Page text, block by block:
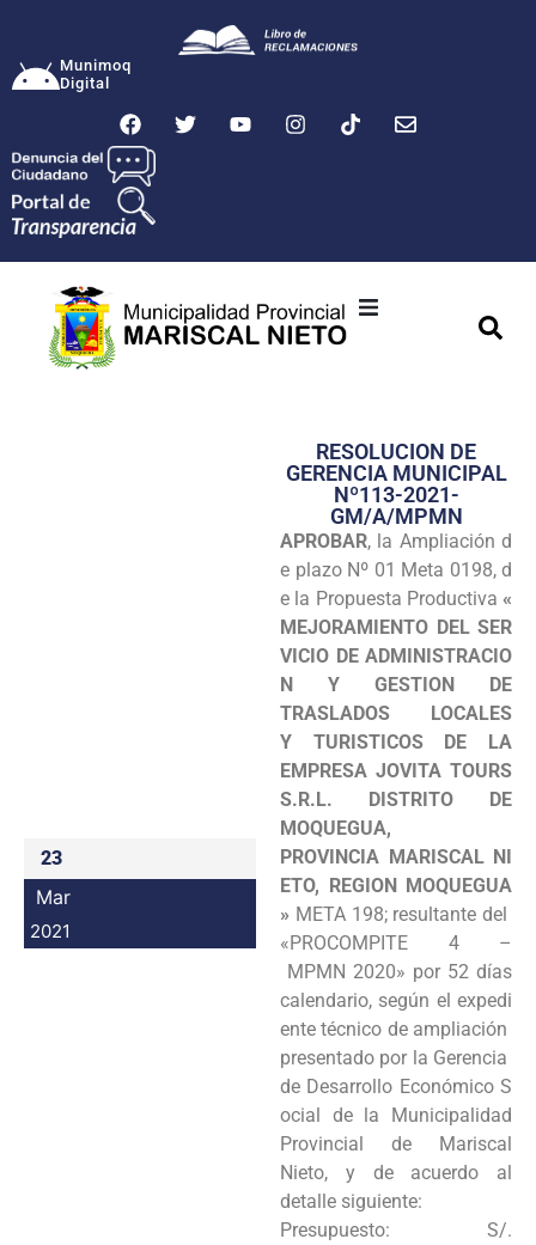
Munimoq
Digital
Transparencia
Seguridad
Programas
Intranet
23
Mar
2021
RESOLUCION DE
GERENCIA MUNICIPAL
Nº113-2021-
GM/A/MPMN
APROBAR, la Ampliación d
e plazo Nº 01 Meta 0198, d
e la Propuesta Productiva «
MEJORAMIENTO DEL SER
VICIO DE ADMINISTRACIO
N Y GESTION DE
TRASLADOS LOCALES
Y TURISTICOS DE LA
EMPRESA JOVITA TOURS
S.R.L. DISTRITO DE
MOQUEGUA,
PROVINCIA MARISCAL NI
ETO, REGION MOQUEGUA
» META 198; resultante del
«PROCOMPITE 4 –
MPMN 2020» por 52 días
calendario, según el expedi
ente técnico de ampliación
presentado por la Gerencia
de Desarrollo Económico S
ocial de la Municipalidad
Provincial de Mariscal
Nieto, y de acuerdo al
detalle siguiente:
Presupuesto: S/.